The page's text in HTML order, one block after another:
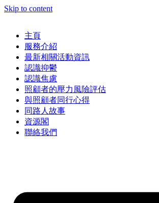
Skip to content
主頁
服務介紹
最新相關活動資訊
認識抑鬱
認識焦慮
照顧者的壓力風險評估
與照顧者同行心得
同路人故事
資源閣
聯絡我們